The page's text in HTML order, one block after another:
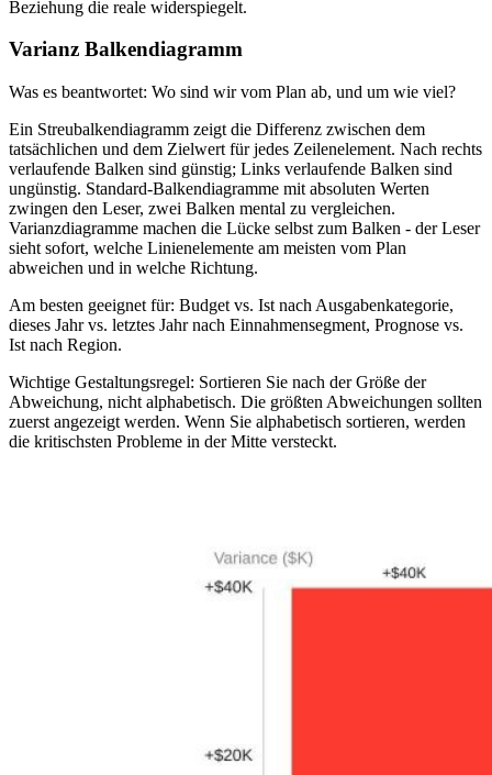
Beziehung die reale widerspiegelt.
Varianz Balkendiagramm
Was es beantwortet: Wo sind wir vom Plan ab, und um wie viel?
Ein Streubalkendiagramm zeigt die Differenz zwischen dem
tatsächlichen und dem Zielwert für jedes Zeilenelement. Nach rechts
verlaufende Balken sind günstig; Links verlaufende Balken sind
ungünstig. Standard-Balkendiagramme mit absoluten Werten
zwingen den Leser, zwei Balken mental zu vergleichen.
Varianzdiagramme machen die Lücke selbst zum Balken - der Leser
sieht sofort, welche Linienelemente am meisten vom Plan
abweichen und in welche Richtung.
Am besten geeignet für: Budget vs. Ist nach Ausgabenkategorie,
dieses Jahr vs. letztes Jahr nach Einnahmensegment, Prognose vs.
Ist nach Region.
Wichtige Gestaltungsregel: Sortieren Sie nach der Größe der
Abweichung, nicht alphabetisch. Die größten Abweichungen sollten
zuerst angezeigt werden. Wenn Sie alphabetisch sortieren, werden
die kritischsten Probleme in der Mitte versteckt.